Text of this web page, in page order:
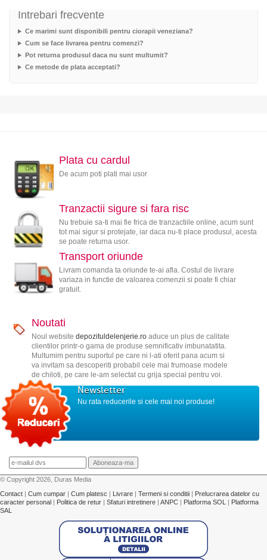
Intrebari frecvente
Ce marimi sunt disponibili pentru ciorapii veneziana?
Cum se face livrarea pentru comenzi?
Pot returna produsul daca nu sunt multumit?
Ce metode de plata acceptati?
Plata cu cardul
De acum poti plati mai usor
Tranzactii sigure si fara risc
Nu trebuie sa-ti mai fie frica de tranzactiile online, acum sunt
tot mai sigur si protejate, iar daca nu-ti place produsul, acesta
se poate returna usor.
Transport oriunde
Livram comanda ta oriunde te-ai afla. Costul de livrare
variaza in functie de valoarea comenzii si poate fi chiar
gratuit.
Noutati
Noul website depozituldelenjerie.roaduce un plus de calitate
clientilor printr-o gama de produse semnificativ imbunatatita.
Multumim pentru suportul pe care ni l-ati oferit pana acum si
va invitam sa descoperiti probabil cele mai frumoase modele
de chiloti, pe care le-am selectat cu grija special pentru voi.
Newsletter
Nu rata reducerile si cele mai noi produse!
© Copyright 2026, Duras Media
Contact | Cum cumpar | Cum platesc | Livrare | Termeni si conditii | Prelucrarea datelor cu
caracter personal | Politica de retur | Sfaturi intretinere | ANPC | Platforma SOL | Platforma
SAL